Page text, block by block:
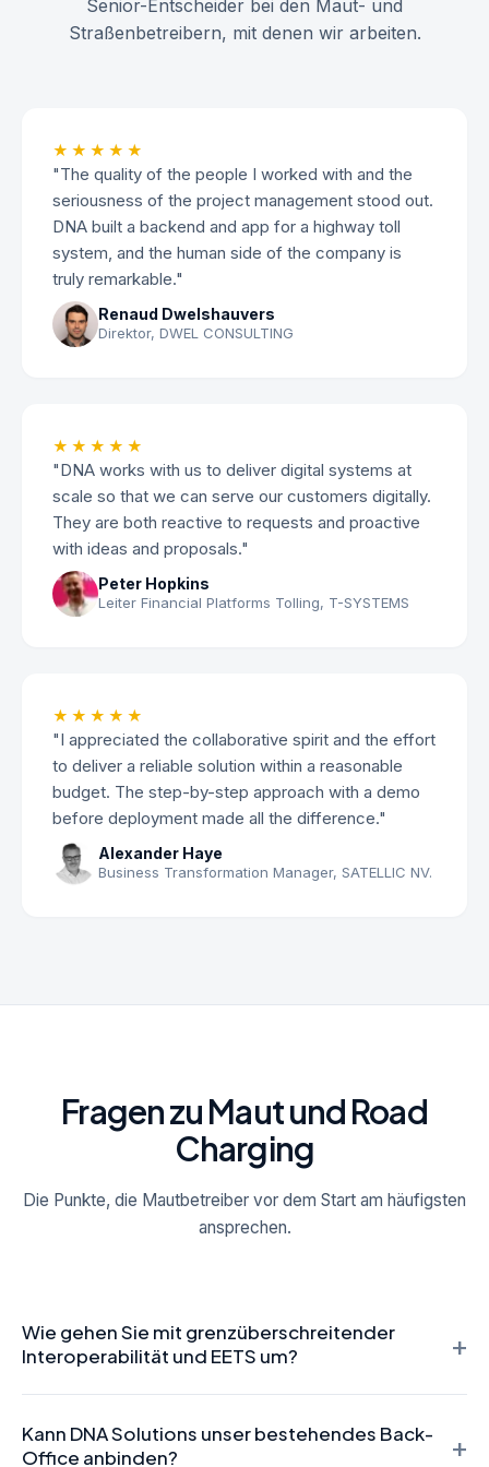
Senior-Entscheider bei den Maut- und
Straßenbetreibern, mit denen wir arbeiten.
★★★★★
"The quality of the people I worked with and the
seriousness of the project management stood out.
DNA built a backend and app for a highway toll
system, and the human side of the company is
truly remarkable."
Renaud Dwelshauvers
Direktor, DWEL CONSULTING
★★★★★
"DNA works with us to deliver digital systems at
scale so that we can serve our customers digitally.
They are both reactive to requests and proactive
with ideas and proposals."
Peter Hopkins
Leiter Financial Platforms Tolling, T-SYSTEMS
★★★★★
"I appreciated the collaborative spirit and the effort
to deliver a reliable solution within a reasonable
budget. The step-by-step approach with a demo
before deployment made all the difference."
Alexander Haye
Business Transformation Manager, SATELLIC NV.
Fragen zu Maut und Road
Charging
Die Punkte, die Mautbetreiber vor dem Start am häufigsten
ansprechen.
Wie gehen Sie mit grenzüberschreitender
Interoperabilität und EETS um?
+
Settlement- und Interoperabilitätsregeln unterliegen. Wir
behandeln diese Regeln als zeitfensterbasierte
Kann DNA Solutions unser bestehendes Back-
Office anbinden?
+